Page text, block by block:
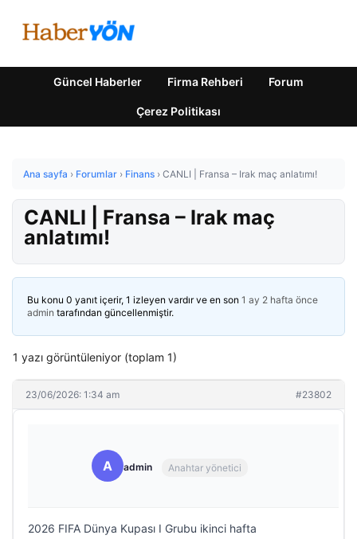
Güncel Haberler Firma Rehberi Forum
Çerez Politikası
Ana sayfa › Forumlar › Finans › CANLI | Fransa – Irak maç anlatımı!
CANLI | Fransa – Irak maç
anlatımı!
Bu konu 0 yanıt içerir, 1 izleyen vardır ve en son 1 ay 2 hafta önce
admin tarafından güncellenmiştir.
1 yazı görüntüleniyor (toplam 1)
23/06/2026: 1:34 am #23802
A admin Anahtar yönetici
2026 FIFA Dünya Kupası I Grubu ikinci hafta